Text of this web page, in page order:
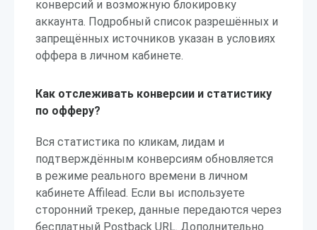
конверсий и возможную блокировку
аккаунта. Подробный список разрешённых и
запрещённых источников указан в условиях
оффера в личном кабинете.
Как отслеживать конверсии и статистику
по офферу?
Вся статистика по кликам, лидам и
подтверждённым конверсиям обновляется
в режиме реального времени в личном
кабинете Affilead. Если вы используете
сторонний трекер, данные передаются через
бесплатный Postback URL. Дополнительно